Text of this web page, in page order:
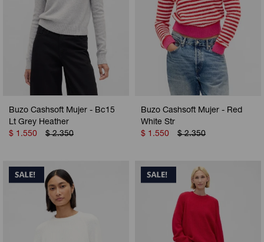
Buzo Cashsoft Mujer - Bc15
Lt Grey Heather
$ 1.550 $ 2.350
Buzo Cashsoft Mujer - Red
White Str
$ 1.550 $ 2.350